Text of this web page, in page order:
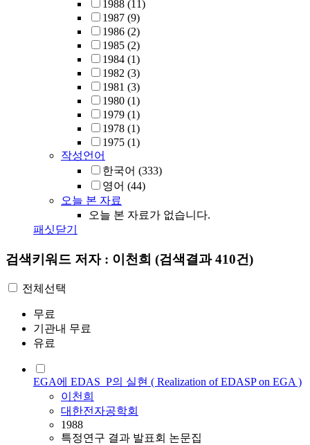
1988 (11)
1987 (9)
1986 (2)
1985 (2)
1984 (1)
1982 (3)
1981 (3)
1980 (1)
1979 (1)
1978 (1)
1975 (1)
작성언어
한국어 (333)
영어 (44)
오늘 본 자료
오늘 본 자료가 없습니다.
패싯닫기
검색키워드 저자 : 이천희 (검색결과 410건)
전체선택
무료
기관내 무료
유료
EGA에 EDAS_P의 실현 ( Realization of EDASP on EGA )
이천희
대한전자공학회
1988
특정연구 결과 발표회 논문집